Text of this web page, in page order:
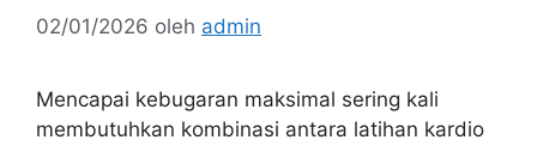
02/01/2026 oleh admin
Mencapai kebugaran maksimal sering kali
membutuhkan kombinasi antara latihan kardio